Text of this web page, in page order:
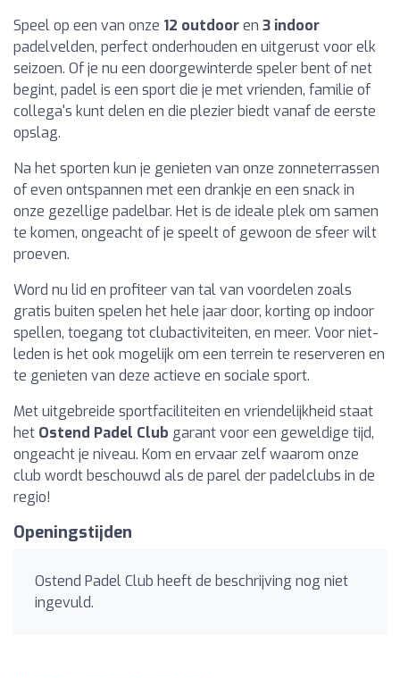
Speel op een van onze 12 outdooren 3 indoor
padelvelden, perfect onderhouden en uitgerust voor elk
seizoen. Of je nu een doorgewinterde speler bent of net
begint, padel is een sport die je met vrienden, familie of
collega's kunt delen en die plezier biedt vanaf de eerste
opslag.
Na het sporten kun je genieten van onze zonneterrassen
of even ontspannen met een drankje en een snack in
onze gezellige padelbar. Het is de ideale plek om samen
te komen, ongeacht of je speelt of gewoon de sfeer wilt
proeven.
Word nu lid en profiteer van tal van voordelen zoals
gratis buiten spelen het hele jaar door, korting op indoor
spellen, toegang tot clubactiviteiten, en meer. Voor niet-
leden is het ook mogelijk om een terrein te reserveren en
te genieten van deze actieve en sociale sport.
Met uitgebreide sportfaciliteiten en vriendelijkheid staat
het Ostend Padel Club garant voor een geweldige tijd,
ongeacht je niveau. Kom en ervaar zelf waarom onze
club wordt beschouwd als de parel der padelclubs in de
regio!
Openingstijden
Ostend Padel Club heeft de beschrijving nog niet
ingevuld.